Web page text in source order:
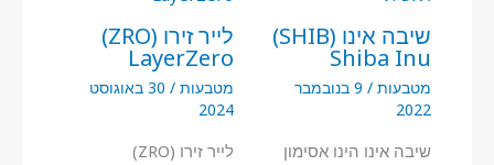
שיבה אינו (SHIB)
Shiba Inu
מטבעות /
9 בנובמבר
2022
שיבה אינו הינו אסימון
לייר זירו (ZRO)
LayerZero
מטבעות /
30 באוגוסט
2024
לייר זירו (ZRO)